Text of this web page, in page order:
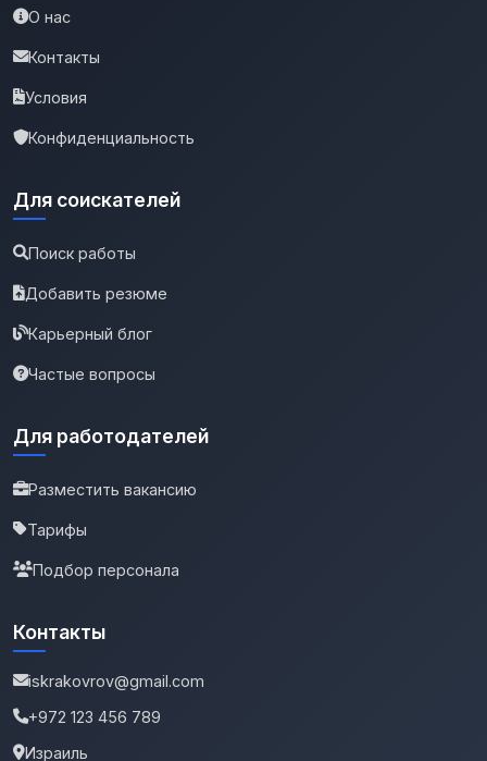
О нас
Контакты
Условия
Конфиденциальность
Для соискателей
Поиск работы
Добавить резюме
Карьерный блог
Частые вопросы
Для работодателей
Разместить вакансию
Тарифы
Подбор персонала
Контакты
iskrakovrov@gmail.com
+972 123 456 789
Израиль